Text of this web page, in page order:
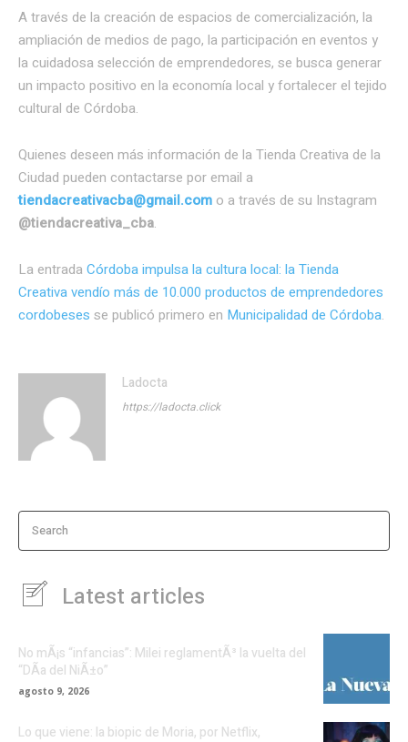
A través de la creación de espacios de comercialización, la
ampliación de medios de pago, la participación en eventos y
la cuidadosa selección de emprendedores, se busca generar
un impacto positivo en la economía local y fortalecer el tejido
cultural de Córdoba.
Quienes deseen más información de la Tienda Creativa de la
Ciudad pueden contactarse por email a
tiendacreativacba@gmail.com o a través de su Instagram
@‌tiendacreativa_cba.
La entrada Córdoba impulsa la cultura local: la Tienda
Creativa vendío más de 10.000 productos de emprendedores
cordobeses se publicó primero en Municipalidad de Córdoba.
Ladocta
https://ladocta.click
Search
Latest articles
No mÃ¡s “infancias”: Milei reglamentÃ³ la vuelta del
“DÃ­a del NiÃ±o”
agosto 9, 2026
Lo que viene: la biopic de Moria, por Netflix,